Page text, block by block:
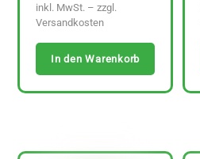
inkl. MwSt. – zzgl.
Versandkosten
In den Warenkorb